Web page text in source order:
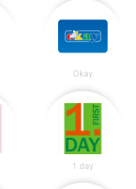
Okay
1.day